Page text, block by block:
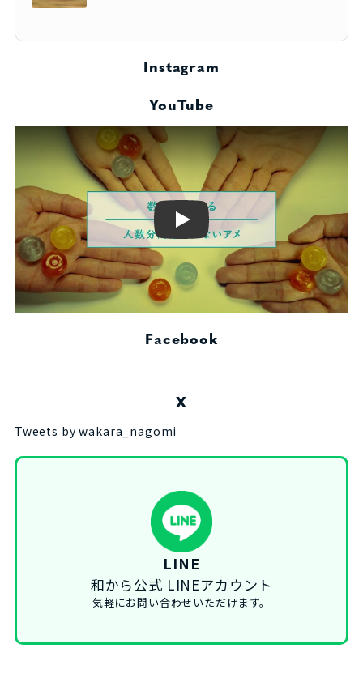
Instagram
YouTube
Play
Facebook
X
Tweets by wakara_nagomi
LINE
和から公式 LINEアカウント
気軽にお問い合わせいただけます。